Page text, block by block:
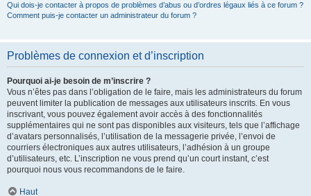
Qui dois-je contacter à propos de problèmes d’abus ou d’ordres légaux liés à ce forum ?
Comment puis-je contacter un administrateur du forum ?
Problèmes de connexion et d’inscription
Pourquoi ai-je besoin de m’inscrire ?
Vous n’êtes pas dans l’obligation de le faire, mais les administrateurs du forum
peuvent limiter la publication de messages aux utilisateurs inscrits. En vous
inscrivant, vous pouvez également avoir accès à des fonctionnalités
supplémentaires qui ne sont pas disponibles aux visiteurs, tels que l’affichage
d’avatars personnalisés, l’utilisation de la messagerie privée, l’envoi de
courriers électroniques aux autres utilisateurs, l’adhésion à un groupe
d’utilisateurs, etc. L’inscription ne vous prend qu’un court instant, c’est
pourquoi nous vous recommandons de le faire.
Haut